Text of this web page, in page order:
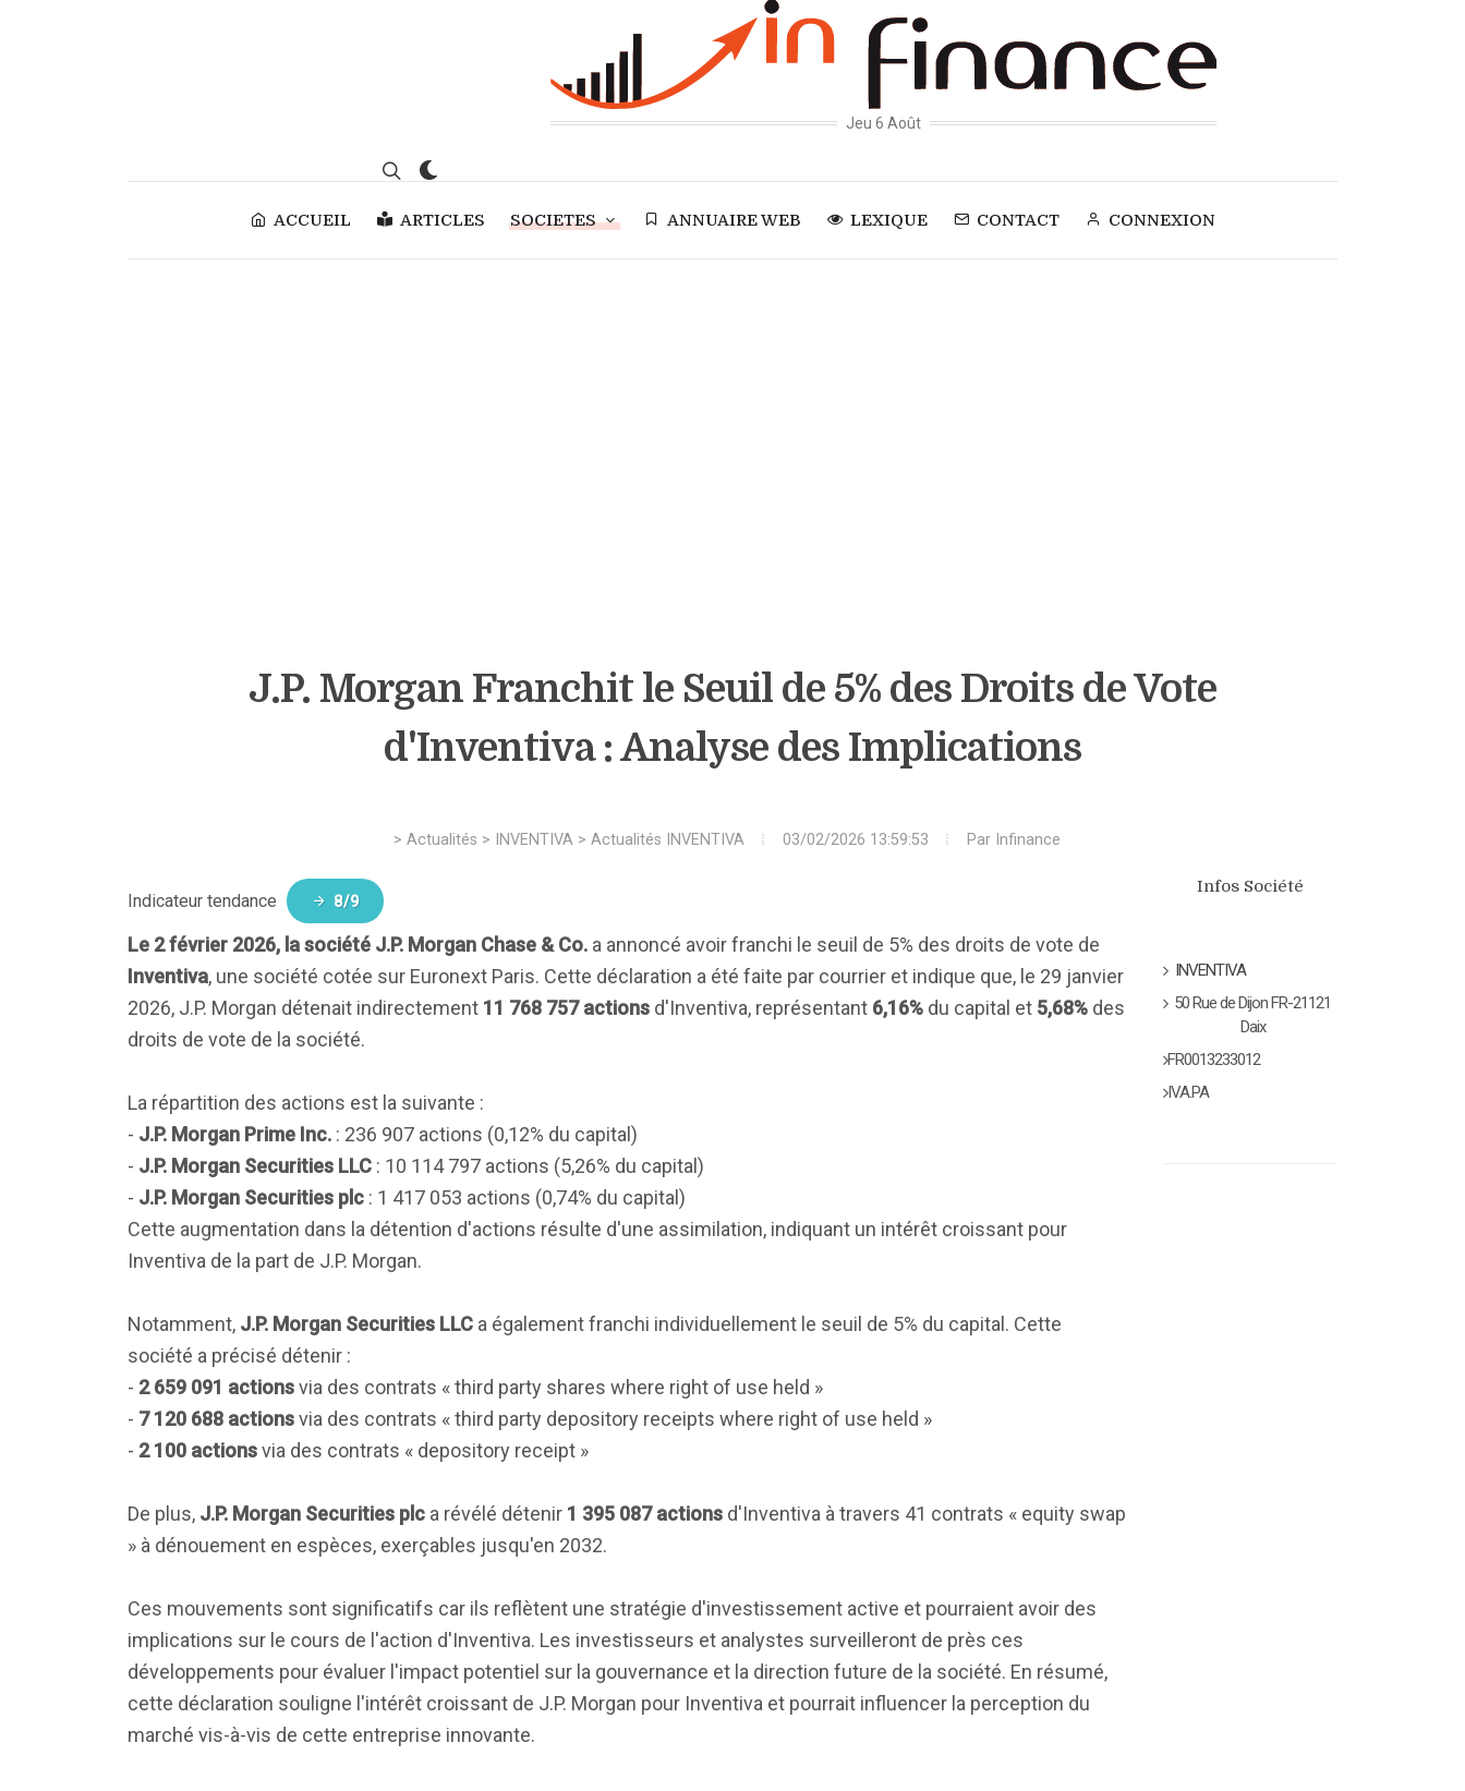
Jeu 6 Août
ACCUEIL ARTICLES SOCIETES ANNUAIRE WEB LEXIQUE CONTACT CONNEXION
J.P. Morgan Franchit le Seuil de 5% des Droits de Vote
d'Inventiva : Analyse des Implications
> Actualités > INVENTIVA> Actualités INVENTIVA 03/02/2026 13:59:53 Par Infinance
Indicateur tendance 8/9
Le 2 février 2026, la société J.P. Morgan Chase & Co. a annoncé avoir franchi le seuil de 5% des droits de vote de
Inventiva, une société cotée sur Euronext Paris. Cette déclaration a été faite par courrier et indique que, le 29 janvier
2026, J.P. Morgan détenait indirectement 11 768 757 actions d'Inventiva, représentant 6,16% du capital et 5,68% des
droits de vote de la société.
La répartition des actions est la suivante :
- J.P. Morgan Prime Inc. : 236 907 actions (0,12% du capital)
- J.P. Morgan Securities LLC : 10 114 797 actions (5,26% du capital)
- J.P. Morgan Securities plc : 1 417 053 actions (0,74% du capital)
Cette augmentation dans la détention d'actions résulte d'une assimilation, indiquant un intérêt croissant pour
Inventiva de la part de J.P. Morgan.
Notamment, J.P. Morgan Securities LLC a également franchi individuellement le seuil de 5% du capital. Cette
société a précisé détenir :
- 2 659 091 actionsvia des contrats « third party shares where right of use held »
- 7 120 688 actionsvia des contrats « third party depository receipts where right of use held »
- 2 100 actionsvia des contrats « depository receipt »
De plus, J.P. Morgan Securities plc a révélé détenir 1 395 087 actions d'Inventiva à travers 41 contrats « equity swap
» à dénouement en espèces, exerçables jusqu'en 2032.
Ces mouvements sont significatifs car ils reflètent une stratégie d'investissement active et pourraient avoir des
implications sur le cours de l'action d'Inventiva. Les investisseurs et analystes surveilleront de près ces
développements pour évaluer l'impact potentiel sur la gouvernance et la direction future de la société. En résumé,
cette déclaration souligne l'intérêt croissant de J.P. Morgan pour Inventiva et pourrait influencer la perception du
marché vis-à-vis de cette entreprise innovante.
Infos Société
INVENTIVA
50 Rue de Dijon FR-21121
Daix
FR0013233012
IVA.PA